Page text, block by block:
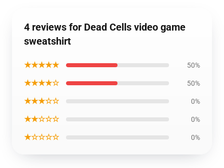
4 reviews for Dead Cells video game
sweatshirt
★★★★★ 50%
★★★★☆ 50%
★★★☆☆ 0%
★★☆☆☆ 0%
★☆☆☆☆ 0%